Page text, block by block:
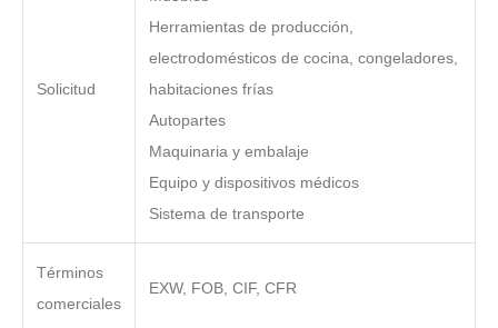
Solicitud
Herramientas de producción,
electrodomésticos de cocina, congeladores,
habitaciones frías
Autopartes
Maquinaria y embalaje
Equipo y dispositivos médicos
Sistema de transporte
Términos
comerciales
EXW, FOB, CIF, CFR